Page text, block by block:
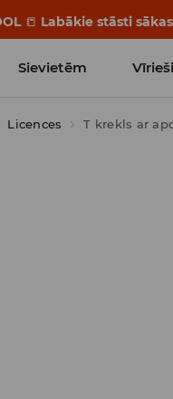
📒 Labākie stāsti
Sievietēm
Licences T krekls ar